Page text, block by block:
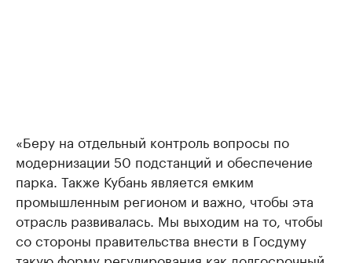
«Беру на отдельный контроль вопросы по
модернизации 50 подстанций и обеспечение
парка. Также Кубань является емким
промышленным регионом и важно, чтобы эта
отрасль развивалась. Мы выходим на то, чтобы
со стороны правительства внести в Госдуму